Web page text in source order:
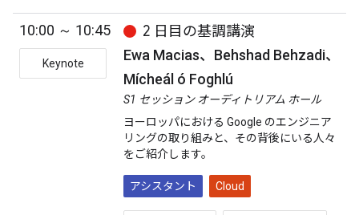
10:00 ～ 10:45
Keynote
2 日目の基調講演
Ewa Macias、Behshad Behzadi、
Mícheál ó Foghlú
S1 セッション オーディトリアム ホール
ヨーロッパにおける Google のエンジニア
リングの取り組みと、その背後にいる人々
をご紹介します。
アシスタント Cloud